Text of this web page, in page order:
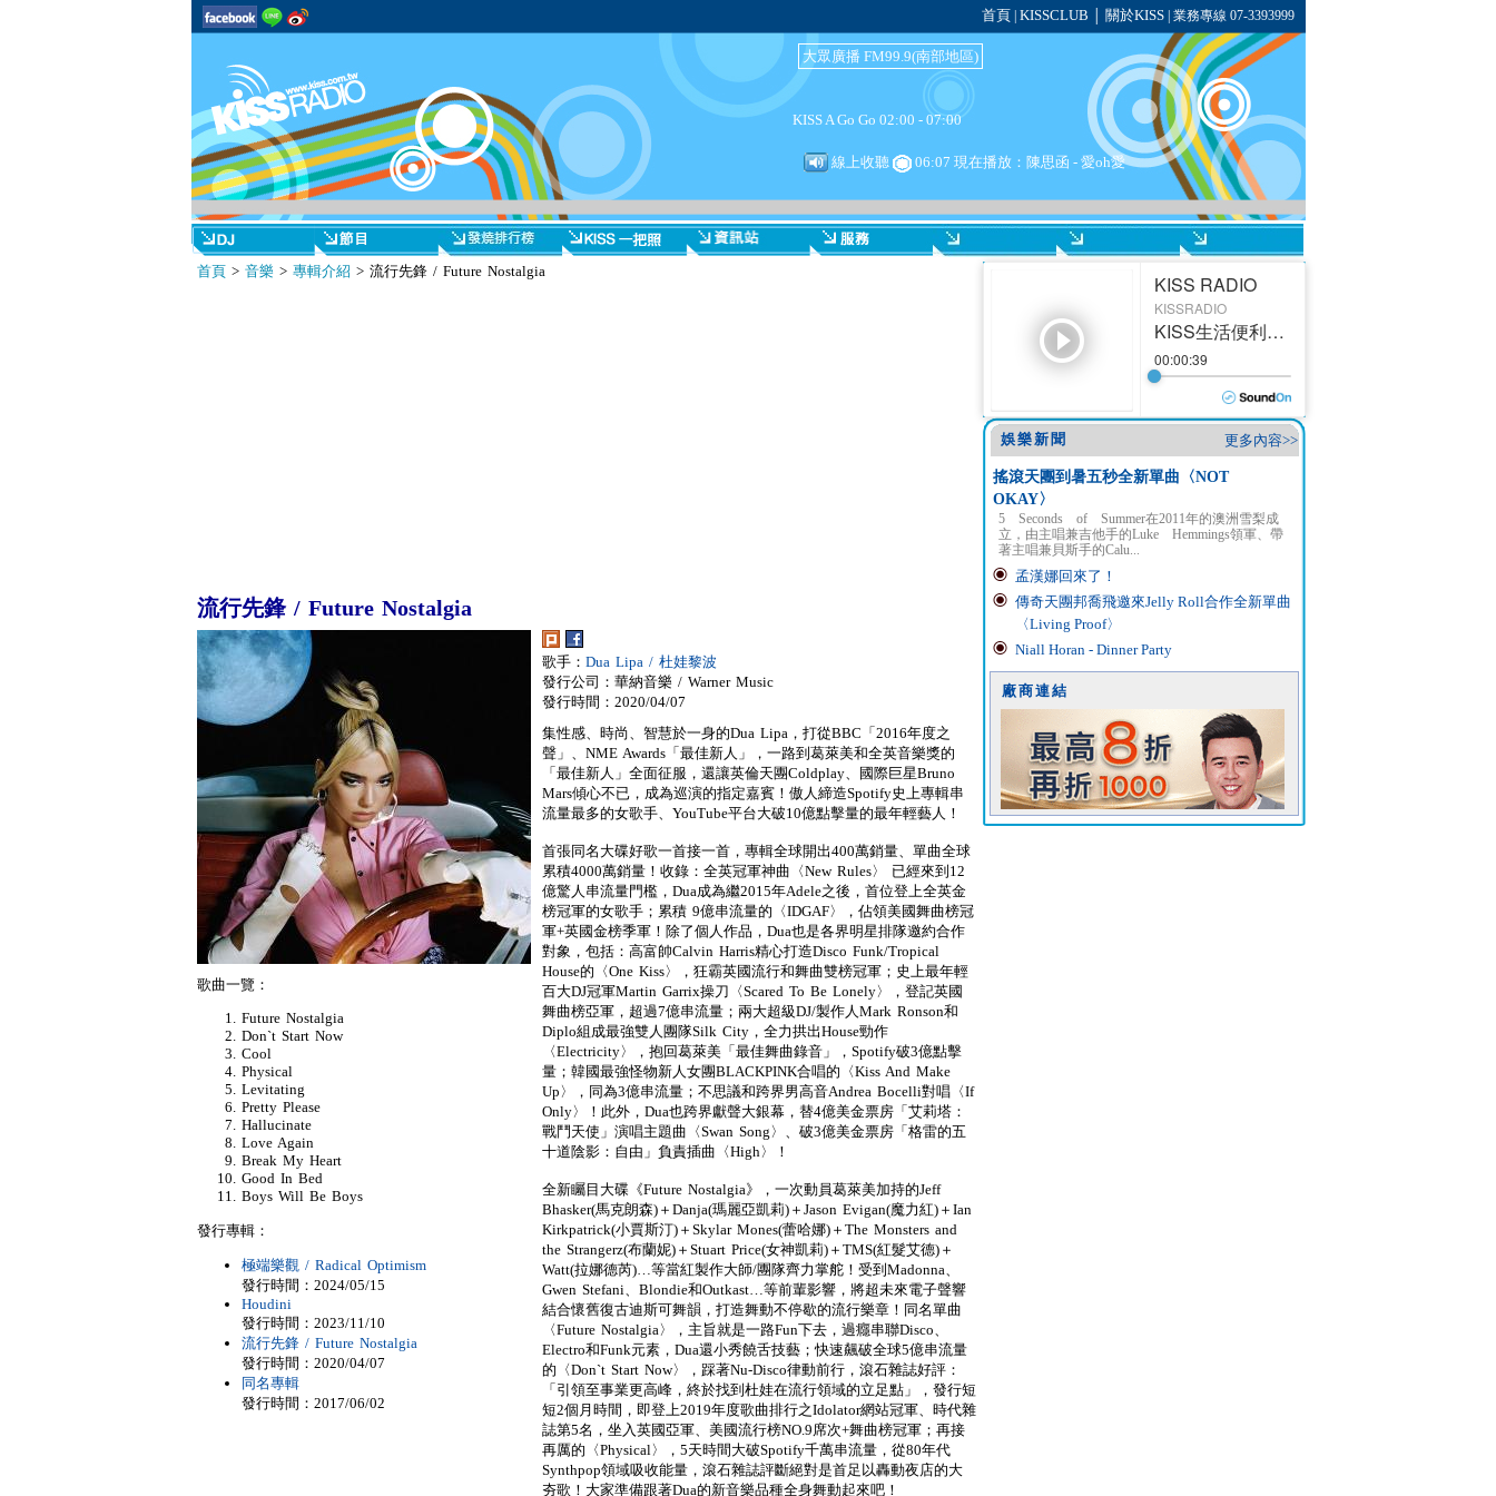
首頁 KISSCLUB 關於KISS| 業務專線 07-3393999
大眾廣播 FM99.9(南部地區)
KISS A Go Go 02:00 - 07:00
線上收聽 06:07 現在播放：陳思函 - 愛oh愛
首頁> 音樂> 專輯介紹 > 流行先鋒 / Future Nostalgia
流行先鋒 / Future Nostalgia
歌手： Dua Lipa / 杜娃黎波
發行公司：華納音樂 / Warner Music
發行時間：2020/04/07
集性感、時尚、智慧於一身的Dua Lipa，打從BBC「2016年度之
聲」、NME Awards「最佳新人」，一路到葛萊美和全英音樂獎的
「最佳新人」全面征服，還讓英倫天團Coldplay、國際巨星Bruno
Mars傾心不已，成為巡演的指定嘉賓！傲人締造Spotify史上專輯串
流量最多的女歌手、YouTube平台大破10億點擊量的最年輕藝人！
首張同名大碟好歌一首接一首，專輯全球開出400萬銷量、單曲全球
累積4000萬銷量！收錄：全英冠軍神曲〈New Rules〉 已經來到12
億驚人串流量門檻，Dua成為繼2015年Adele之後，首位登上全英金
榜冠軍的女歌手；累積 9億串流量的〈IDGAF〉，佔領美國舞曲榜冠
軍+英國金榜季軍！除了個人作品，Dua也是各界明星排隊邀約合作
對象，包括：高富帥Calvin Harris精心打造Disco Funk/Tropical
House的〈One Kiss〉，狂霸英國流行和舞曲雙榜冠軍；史上最年輕
百大DJ冠軍Martin Garrix操刀〈Scared To Be Lonely〉，登記英國
舞曲榜亞軍，超過7億串流量；兩大超級DJ/製作人Mark Ronson和
Diplo組成最強雙人團隊Silk City，全力拱出House勁作
〈Electricity〉，抱回葛萊美「最佳舞曲錄音」，Spotify破3億點擊
量；韓國最強怪物新人女團BLACKPINK合唱的〈Kiss And Make
Up〉，同為3億串流量；不思議和跨界男高音Andrea Bocelli對唱〈If
Only〉！此外，Dua也跨界獻聲大銀幕，替4億美金票房「艾莉塔：
戰鬥天使」演唱主題曲〈Swan Song〉、破3億美金票房「格雷的五
十道陰影：自由」負責插曲〈High〉！
全新矚目大碟《Future Nostalgia》，一次動員葛萊美加持的Jeff
Bhasker(馬克朗森)＋Danja(瑪麗亞凱莉)＋Jason Evigan(魔力紅)＋Ian
Kirkpatrick(小賈斯汀)＋Skylar Mones(蕾哈娜)＋The Monsters and
the Strangerz(布蘭妮)＋Stuart Price(女神凱莉)＋TMS(紅髮艾德)＋
Watt(拉娜德芮)…等當紅製作大師/團隊齊力掌舵！受到Madonna、
Gwen Stefani、Blondie和Outkast…等前輩影響，將超未來電子聲響
結合懷舊復古迪斯可舞韻，打造舞動不停歇的流行樂章！同名單曲
〈Future Nostalgia〉，主旨就是一路Fun下去，過癮串聯Disco、
Electro和Funk元素，Dua還小秀饒舌技藝；快速飆破全球5億串流量
的〈Don`t Start Now〉，踩著Nu-Disco律動前行，滾石雜誌好評：
「引領至事業更高峰，終於找到杜娃在流行領域的立足點」，發行短
短2個月時間，即登上2019年度歌曲排行之Idolator網站冠軍、時代雜
誌第5名，坐入英國亞軍、美國流行榜NO.9席次+舞曲榜冠軍；再接
再厲的〈Physical〉，5天時間大破Spotify千萬串流量，從80年代
Synthpop領域吸收能量，滾石雜誌評斷絕對是首足以轟動夜店的大
夯歌！大家準備跟著Dua的新音樂品種全身舞動起來吧！
歌曲一覽：
Future Nostalgia
Don`t Start Now
Cool
Physical
Levitating
Pretty Please
Hallucinate
Love Again
Break My Heart
Good In Bed
Boys Will Be Boys
發行專輯：
極端樂觀 / Radical Optimism
發行時間：2024/05/15
Houdini
發行時間：2023/11/10
流行先鋒 / Future Nostalgia
發行時間：2020/04/07
同名專輯
發行時間：2017/06/02
更多內容>>
娛樂新聞
搖滾天團到暑五秒全新單曲〈NOT
OKAY〉
5 Seconds of Summer在2011年的澳洲雪梨成
立，由主唱兼吉他手的Luke Hemmings領軍、帶
著主唱兼貝斯手的Calu...
孟漢娜回來了！
傳奇天團邦喬飛邀來Jelly Roll合作全新單曲
〈Living Proof〉
Niall Horan - Dinner Party
廠商連結